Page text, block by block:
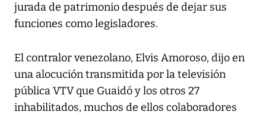
jurada de patrimonio después de dejar sus
funciones como legisladores.
El contralor venezolano, Elvis Amoroso, dijo en
una alocución transmitida por la televisión
pública VTV que Guaidó y los otros 27
inhabilitados, muchos de ellos colaboradores